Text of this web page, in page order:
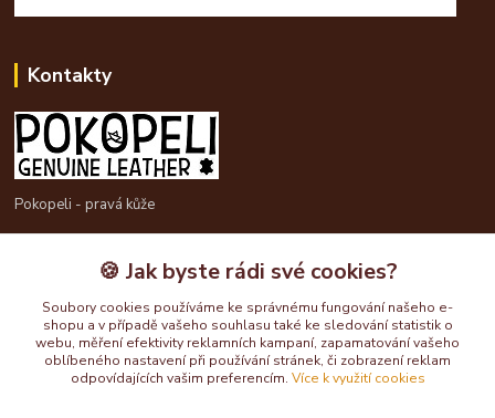
Kontakty
Pokopeli - pravá kůže
725613211
pokopeli@centrum.cz
🍪 Jak byste rádi své cookies?
Soubory cookies používáme ke správnému fungování našeho e-
shopu a v případě vašeho souhlasu také ke sledování statistik o
webu, měření efektivity reklamních kampaní, zapamatování vašeho
oblíbeného nastavení při používání stránek, či zobrazení reklam
odpovídajících vašim preferencím. Více k využití cookies